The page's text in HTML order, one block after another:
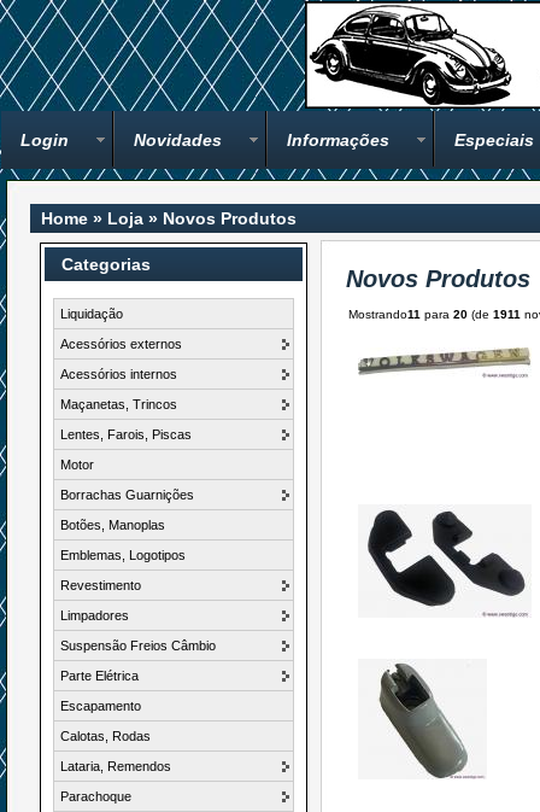
Login Novidades Informações Especiais
Home » Loja » Novos Produtos
Categorias
Liquidação
Acessórios externos
Acessórios internos
Maçanetas, Trincos
Lentes, Farois, Piscas
Motor
Borrachas Guarnições
Botões, Manoplas
Emblemas, Logotipos
Revestimento
Limpadores
Suspensão Freios Câmbio
Parte Elétrica
Escapamento
Calotas, Rodas
Lataria, Remendos
Parachoque
Novos Produtos
Mostrando11 para 20 (de 1911